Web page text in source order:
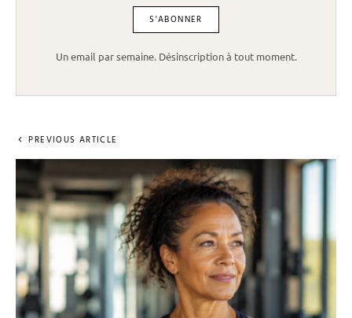
Un email par semaine. Désinscription à tout moment.
PREVIOUS ARTICLE